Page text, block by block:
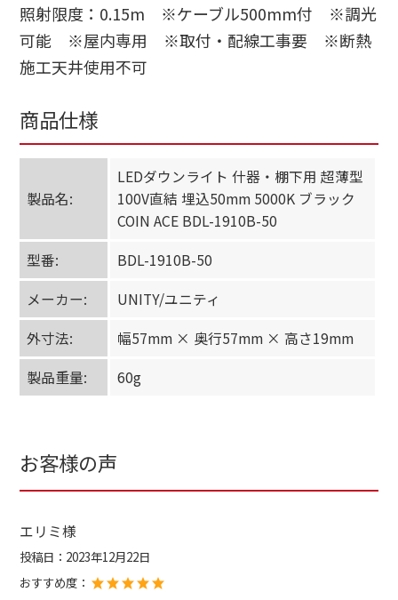
照射限度：0.15m ※ケーブル500mm付 ※調光
可能 ※屋内専用 ※取付・配線工事要 ※断熱
施工天井使用不可
商品仕様
製品名:
LEDダウンライト 什器・棚下用 超薄型
100V直結 埋込50mm 5000K ブラック
COIN ACE BDL-1910B-50
型番:
BDL-1910B-50
メーカー:
UNITY/ユニティ
外寸法:
幅57mm × 奥行57mm × 高さ19mm
製品重量:
60g
お客様の声
エリミ様
投稿日： 2023年12月22日
おすすめ度：